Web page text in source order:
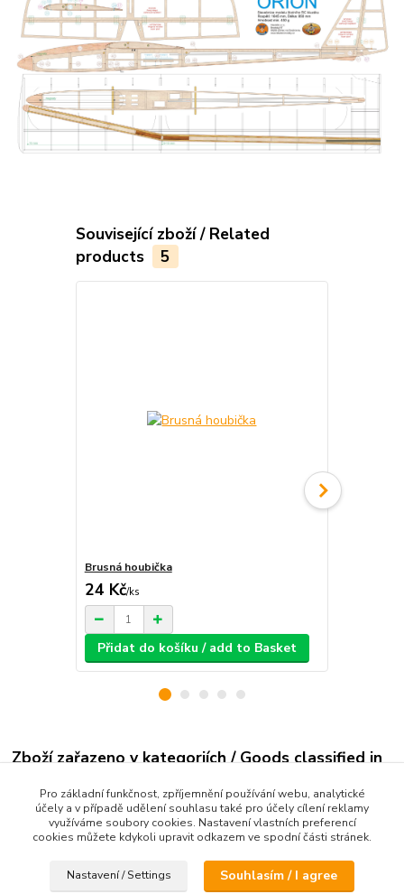
Související zboží / Related
products
5
Brusná houbička
24 Kč/ks
Přidat do košíku / add to Basket
Zboží zařazeno v kategoriích / Goods classified in
RC Modely
Eddie
Pro základní funkčnost, zpříjemnění používání webu, analytické
účely a v případě udělení souhlasu také pro účely cílení reklamy
využíváme soubory cookies. Nastavení vlastních preferencí
cookies můžete kdykoli upravit odkazem ve spodní části stránek.
Nastavení / Settings Souhlasím / I agree